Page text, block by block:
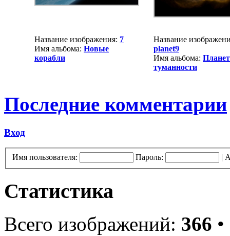
Название изображения: 7
Имя альбома: Новые
корабли
Название
planet9
Имя альбома:
туманности
Последние комментарии
Вход
Имя пользователя: Пароль: |
Статистика
Всего изображений: 366